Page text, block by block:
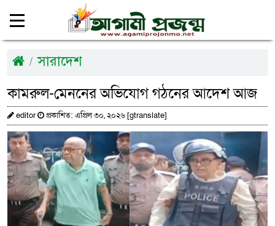
সারাদেশ
কামরুল-মেননের অভিযোগ গঠনের আদেশ আজ
editor প্রকাশিত: এপ্রিল ৩০, ২০২৬ [gtranslate]